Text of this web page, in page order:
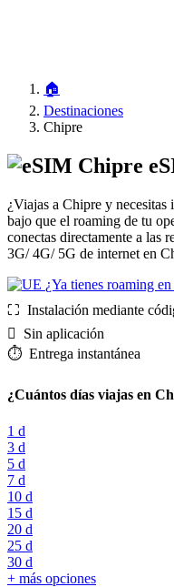
🏠
Destinaciones
Chipre
¿Viajas a Chipre y necesitas
bajo que el roaming de tu
conectas directamente a las
3G/ 4G/ 5G de internet en
¿Ya tienes roaming
⛶️️ Instalación mediante
️ Sin aplicación
⏱️️ Entrega instantánea
¿Cuántos días viajas en
1 d
3 d
5 d
7 d
10 d
15 d
20 d
25 d
30 d
+ más opciones